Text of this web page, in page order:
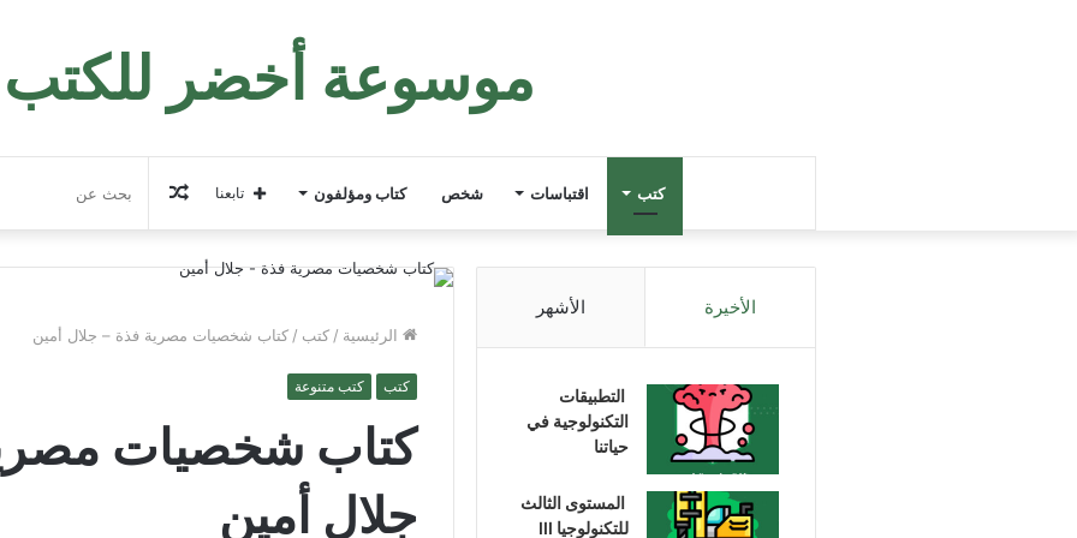
موسوعة أخضر للكتب
كتب اقتباسات شخص كتاب ومؤلفون مقال
عشوائي
تابعنا
الرئيسية / كتب / كتاب شخصيات مصرية فذة – جلال أمين
كتب كتب متنوعة
كتاب شخصيات
جلال أمين
الأخيرة الأشهر
التطبيقات
التكنولوجية في
حياتنا
المستوى الثالث
للتكنولوجيا III